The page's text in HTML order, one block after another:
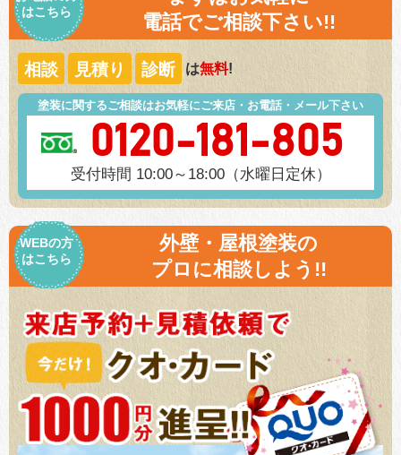
はこちら
電話でご相談下さい!!
相談 見積り 診断 は無料!
塗装に関するご相談はお気軽にご来店・お電話・メール下さい
0120-181-805
受付時間 10:00～18:00（水曜日定休）
WEBの方
はこちら
外壁・屋根塗装の
プロに相談しよう!!